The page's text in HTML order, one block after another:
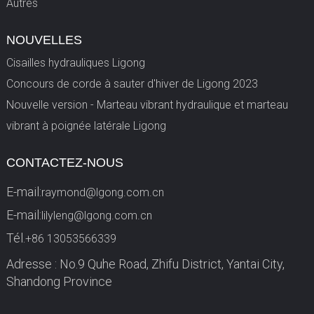
Autres
NOUVELLES
Cisailles hydrauliques Ligong
Concours de corde à sauter d'hiver de Ligong 2023
Nouvelle version - Marteau vibrant hydraulique et marteau
vibrant à poignée latérale Ligong
CONTACTEZ-NOUS
E-mail:raymond@lgong.com.cn
E-mail:lilyleng@lgong.com.cn
Tél. +86 13053566339
Adresse : No.9 Quhe Road, Zhifu District, Yantai City,
Shandong Province